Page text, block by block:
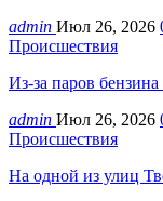
admin Июл 26, 2026
Происшествия
Из-за паров бензина
admin Июл 26, 2026
Происшествия
На одной из улиц